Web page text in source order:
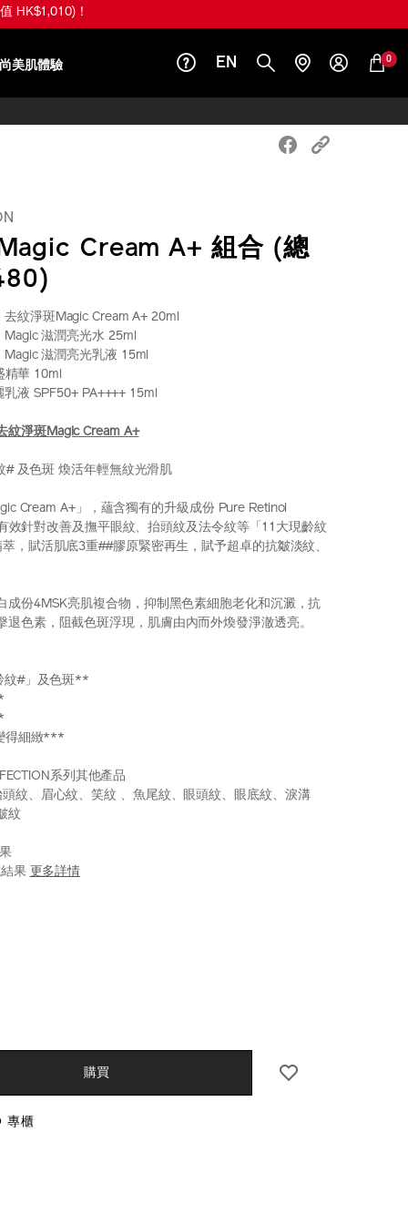
華 20ml (價值 HK$560)！
美肌體驗 EN 0
Cream A+ 組合 (總
去紋淨斑Magic Cream A+ 20ml
Magic 滋潤亮光水 25ml
Magic 滋潤亮光乳液 15ml
精華 10ml
液 SPF50+ PA++++ 15ml
紋淨斑Magic Cream A+
及色斑 煥活年輕無紋光滑肌
Cream A+」，蘊含獨有的升級成份 Pure Retinol
效針對改善及撫平眼紋、抬頭紋及法令紋等「11大現齡紋
，賦活肌底3重##膠原緊密再生，賦予超卓的抗皺淡紋、
成份4MSK亮肌複合物，抑制黑色素細胞老化和沉澱，抗
退色素，阻截色斑浮現，肌膚由內而外煥發淨澈透亮。
紋#」及色斑**
得細緻***
系列其他產品
紋、眉心紋、笑紋 、魚尾紋、眼頭紋、眼底紋、淚溝
紋
果 更多詳情
購買
專櫃